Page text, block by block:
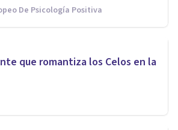
De Psicología Positiva
que romantiza los Celos en la